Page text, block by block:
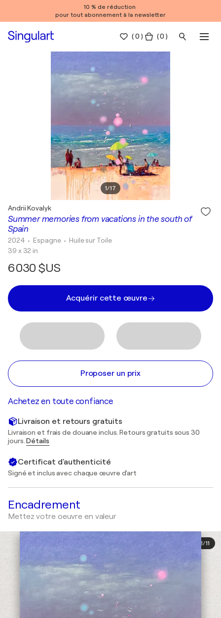
10 % de réduction
pour tout abonnement à la newsletter
(0 ) ( 0 )
1/17
Summer memories from vacations in the south of
Spain
Andrii Kovalyk
2024 • Espagne • Huile sur Toile
39 x 32 in
6 030 $US
Acquérir cette œuvre
Proposer un prix
Achetez en toute confiance
Livraison et retours gratuits
Livraison et frais de douane inclus. Retours gratuits sous 30
jours.Détails
Certificat d'authenticité
Signé et inclus avec chaque œuvre d'art
Encadrement
Mettez votre oeuvre en valeur
1/11